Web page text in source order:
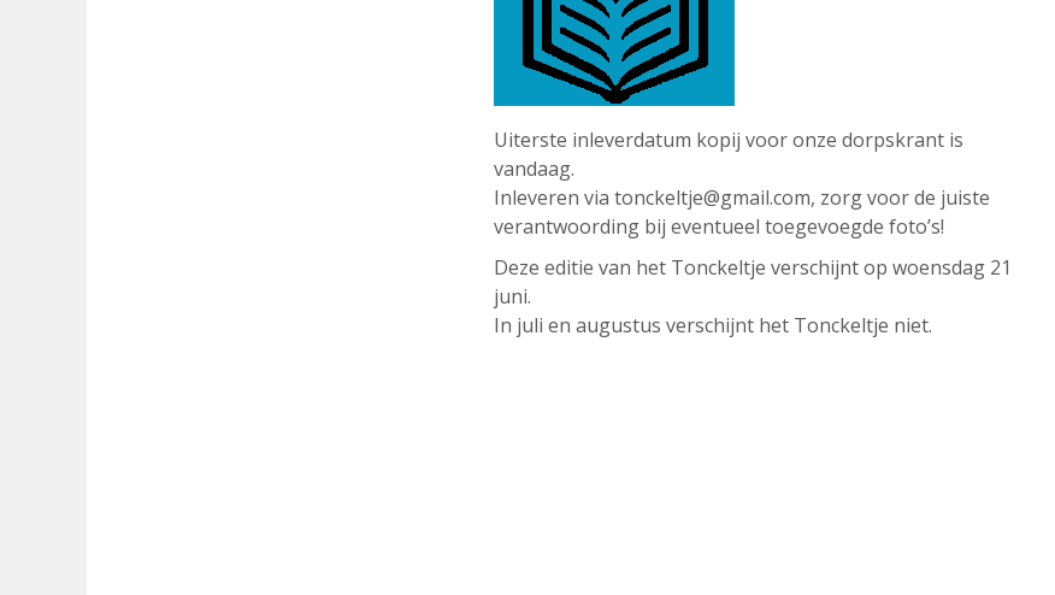
Uiterste inleverdatum kopij voor onze dorpskrant is
vandaag.
Inleveren via tonckeltje@gmail.com, zorg voor de juiste
verantwoording bij eventueel toegevoegde foto’s!
Deze editie van het Tonckeltje verschijnt op woensdag 21
juni.
In juli en augustus verschijnt het Tonckeltje niet.